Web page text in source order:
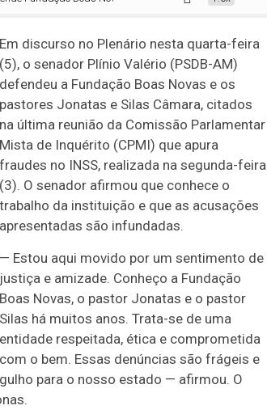
Em discurso no Plenário nesta quarta-feira
(5), o senador Plínio Valério (PSDB-AM)
defendeu a Fundação Boas Novas e os
pastores Jonatas e Silas Câmara, citados
na última reunião da Comissão Parlamentar
Mista de Inquérito (CPMI) que apura
fraudes no INSS, realizada na segunda-feira
(3). O senador afirmou que conhece o
trabalho da instituição e que as acusações
apresentadas são infundadas.
— Estou aqui movido por um sentimento de
justiça e amizade. Conheço a Fundação
Boas Novas, o pastor Jonatas e o pastor
Silas há muitos anos. Trata-se de uma
entidade respeitada, ética e comprometida
com o bem. Essas denúncias são frágeis e
para o nosso estado — afirmou. O